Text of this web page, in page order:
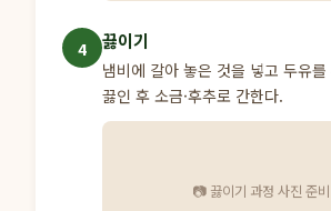
4 끓이기
냄비에 갈아 놓은 것을 넣고 두유
끓인 후 소금·후추로 간한다.
📷 끓이기 과정 사진 준